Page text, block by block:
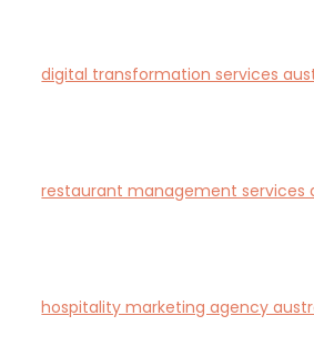
digital transformation services
restaurant management services
hospitality marketing agency